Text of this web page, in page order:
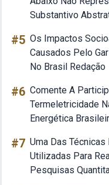
Substantivo
#5 Os Impactos
Causados Pelo
No Brasil Redação
#6 Comente A
Termeletricidade
Energética
#7 Uma Das Técnicas
Utilizadas Para
Pesquisas